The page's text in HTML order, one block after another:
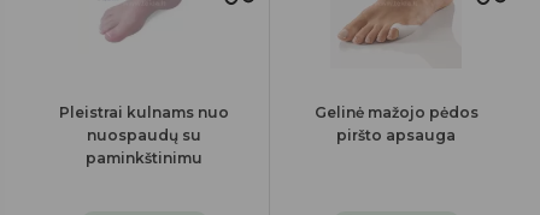
Pleistrai kulnams nuo
nuospaudų su
paminkštinimu
Gelinė mažojo pėdos
piršto apsauga